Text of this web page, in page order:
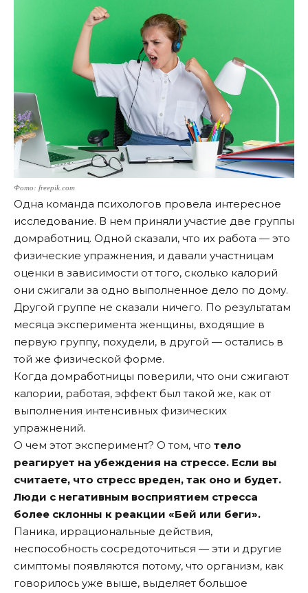
Фото: freepik.com
Одна команда психологов провела интересное
исследование. В нем приняли участие две группы
домработниц. Одной сказали, что их работа — это
физические упражнения, и давали участницам
оценки в зависимости от того, сколько калорий
они сжигали за одно выполненное дело по дому.
Другой группе не сказали ничего. По результатам
месяца эксперимента женщины, входящие в
первую группу, похудели, в другой — остались в
той же физической форме.
Когда домработницы поверили, что они сжигают
калории, работая, эффект был такой же, как от
выполнения интенсивных физических
упражнений.
О чем этот эксперимент? О том, что тело
реагирует на убеждения на стрессе. Если вы
считаете, что стресс вреден, так оно и будет.
Люди с негативным восприятием стресса
более склонны к реакции «Бей или беги».
Паника, иррациональные действия,
неспособность сосредоточиться — эти и другие
симптомы появляются потому, что организм, как
говорилось уже выше, выделяет большое